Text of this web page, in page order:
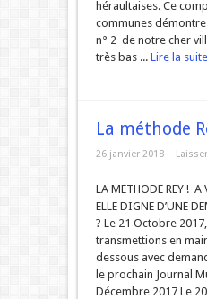
héraultaises. Ce
communes
n° 2 de notre cher
très bas ... Lire la
La méthode
26 janvier 2018
LA METHODE REY ! A
ELLE DIGNE D’UNE
? Le 21 Octobre
transmettions en
dessous avec
le prochain Journal
Décembre 2017 Le